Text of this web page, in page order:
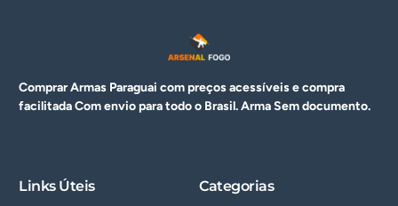
Comprar Armas Paraguai com preços acessíveis e compra
facilitada Com envio para todo o Brasil. ArmaSem documento.
Links Úteis Categorias